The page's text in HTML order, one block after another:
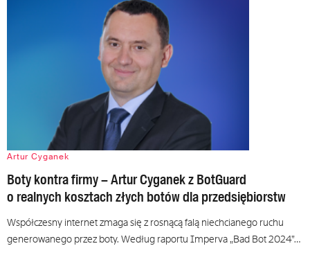
Artur Cyganek
Boty kontra firmy – Artur Cyganek z BotGuard
o realnych kosztach złych botów dla przedsiębiorstw
Współczesny internet zmaga się z rosnącą falą niechcianego ruchu
generowanego przez boty. Według raportu Imperva „Bad Bot 2024”…